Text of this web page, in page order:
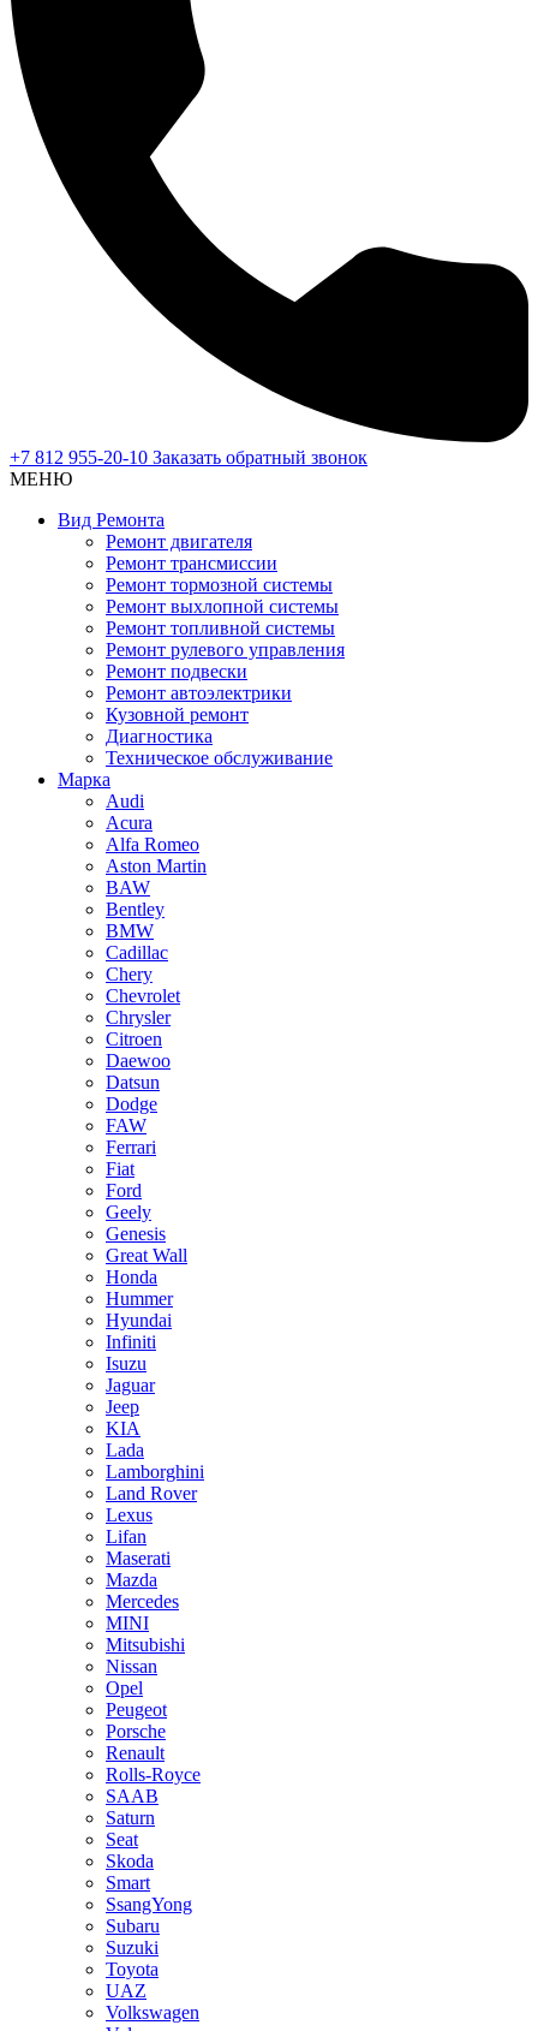
+7 812 955-20-10 Заказать обратный звонок
МЕНЮ
Вид Ремонта
Ремонт двигателя
Ремонт трансмиссии
Ремонт тормозной системы
Ремонт выхлопной системы
Ремонт топливной системы
Ремонт рулевого управления
Ремонт подвески
Ремонт автоэлектрики
Кузовной ремонт
Диагностика
Техническое обслуживание
Марка
Audi
Acura
Alfa Romeo
Aston Martin
BAW
Bentley
BMW
Cadillac
Chery
Chevrolet
Chrysler
Citroen
Daewoo
Datsun
Dodge
FAW
Ferrari
Fiat
Ford
Geely
Genesis
Great Wall
Honda
Hummer
Hyundai
Infiniti
Isuzu
Jaguar
Jeep
KIA
Lada
Lamborghini
Land Rover
Lexus
Lifan
Maserati
Mazda
Mercedes
MINI
Mitsubishi
Nissan
Opel
Peugeot
Porsche
Renault
Rolls-Royce
SAAB
Saturn
Seat
Skoda
Smart
SsangYong
Subaru
Suzuki
Toyota
UAZ
Volkswagen